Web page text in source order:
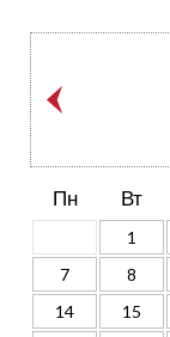
Пн Вт
1
7
8
14
15